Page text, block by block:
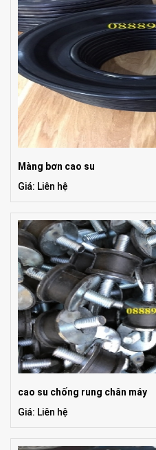
Màng bơn cao su
Giá: Liên hệ
cao su chống rung chân máy
Giá: Liên hệ